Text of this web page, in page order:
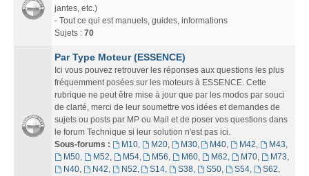
jantes, etc.)
- Tout ce qui est manuels, guides, informations
Sujets : 70
Par Type Moteur (ESSENCE)
Ici vous pouvez retrouver les réponses aux questions les plus
fréquemment posées sur les moteurs à ESSENCE. Cette
rubrique ne peut être mise à jour que par les modos par souci
de clarté, merci de leur soumettre vos idées et demandes de
sujets ou posts par MP ou Mail et de poser vos questions dans
le forum Technique si leur solution n'est pas ici.
Sous-forums :
M10, M20, M30, M40, M42, M43,
M50, M52, M54, M56, M60, M62, M70, M73,
N40, N42, N52, S14, S38, S50, S54, S62,